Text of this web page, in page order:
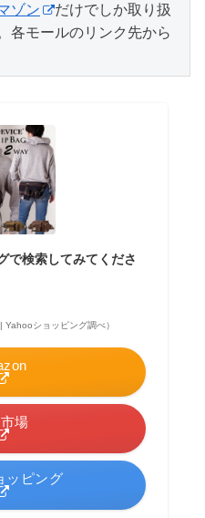
ゾン
だけでしか取り扱
各モールのリンク先から
で検索してみてくださ
ショッピング調べ）
場
ッピング